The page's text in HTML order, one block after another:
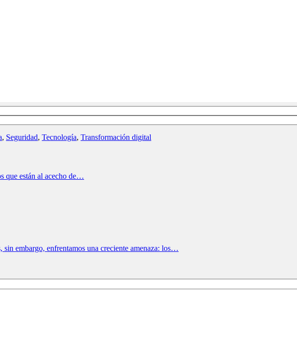
, Seguridad, Tecnología, Transformación digital
que están al acecho de…
embargo, enfrentamos una creciente amenaza: los…